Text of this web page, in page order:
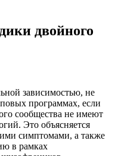
двойного
зависимостью, не
программах, если
сообщества не имеют
Это объясняется
симптомами, а также
в рамках